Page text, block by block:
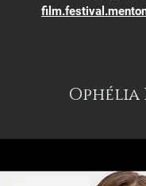
Ophélia